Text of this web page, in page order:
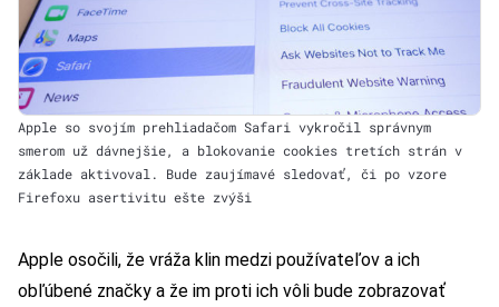
Apple so svojím prehliadačom Safari vykročil správnym
smerom už dávnejšie, a blokovanie cookies tretích strán v
základe aktivoval. Bude zaujímavé sledovať, či po vzore
Firefoxu asertivitu ešte zvýši
Apple osočili, že vráža klin medzi používateľov a ich
obľúbené značky a že im proti ich vôli bude zobrazovať